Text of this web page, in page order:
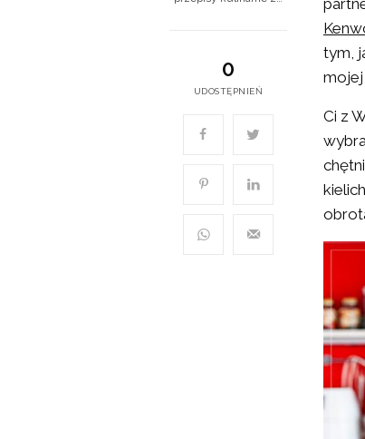
0
UDOSTĘPNIEŃ
tym,
mojej
Ci z